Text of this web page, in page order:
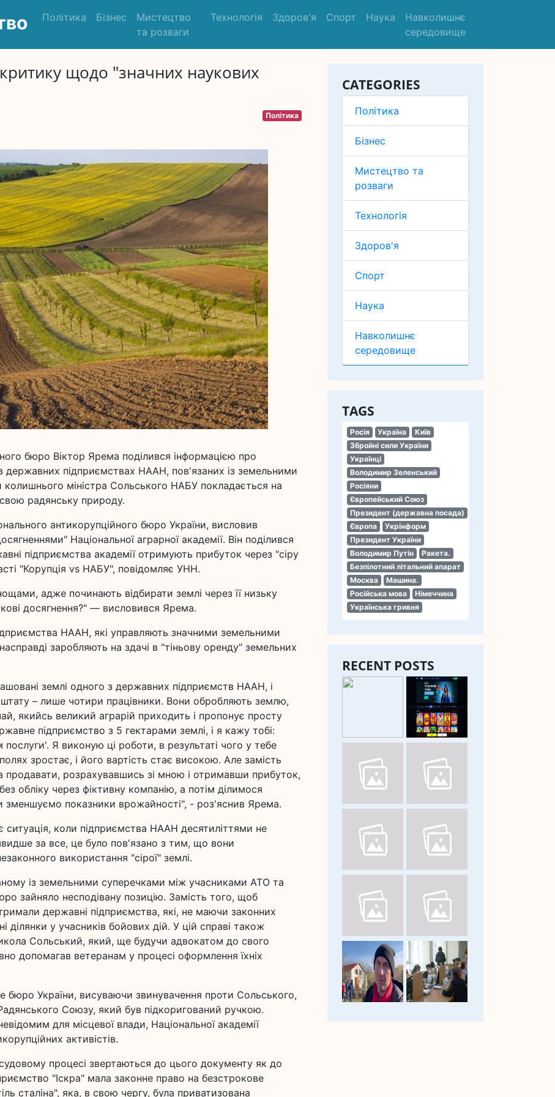
Політика Бізнес
Мистецтво
та розваги
Технологія Здоров'я Спорт Наука
Навколишнє
середовище
CATEGORIES
Політика
Бізнес
Мистецтво та
розваги
Технологія
Здоров'я
Спорт
Наука
Навколишнє
середовище
TAGS
Росія Україна
Київ
Збройні сили України
Українці
Володимир Зеленський
Росіяни
Європейський Союз
Президент (державна посада)
Європа
Укрінформ
Президент України
Володимир Путін
Ракета.
Безпілотний літальний апарат
Москва
Машина.
Російська мова
Німеччина
Українська гривня
RECENT POSTS
щодо "значних наукових
Політика
бюро Віктор Ярема поділився інформацією про
державних підприємствах НААН, пов'язаних із земельними
колишнього міністра Сольського НАБУ покладається на
радянську природу.
антикорупційного бюро України, висловив
Національної аграрної академії. Він поділився
підприємства академії отримують прибуток через "сіру
"Корупція vs НАБУ", повідомляє УНН.
адже починають відбирати землі через її низьку
досягнення?" — висловився Ярема.
НААН, які управляють значними земельними
заробляють на здачі в "тіньову оренду" земельних
землі одного з державних підприємств НААН, і
– лише чотири працівники. Вони обробляють землю,
якийсь великий аграрій приходить і пропонує просту
підприємство з 5 гектарами землі, і я кажу тобі:
Я виконую ці роботи, в результаті чого у тебе
зростає, і його вартість стає високою. Але замість
продавати, розрахувавшись зі мною і отримавши прибуток,
обліку через фіктивну компанію, а потім ділимося
показники врожайності", - роз'яснив Ярема.
коли підприємства НААН десятиліттями не
за все, це було пов'язано з тим, що вони
використання "сірої" землі.
із земельними суперечками між учасниками АТО та
зайняло несподівану позицію. Замість того, щоб
державні підприємства, які, не маючи законних
ділянки у учасників бойових дій. У цій справі також
Сольський, який, ще будучи адвокатом до свого
допомагав ветеранам у процесі оформлення їхніх
бюро України, висуваючи звинувачення проти Сольського,
Союзу, який був підкоригований ручкою.
для місцевої влади, Національної академії
активістів.
процесі звертаються до цього документу як до
"Іскра" мала законне право на безстрокове
сталіна", яка, в свою чергу, була приватизована